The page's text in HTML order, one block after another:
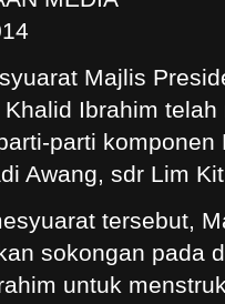
Majlis
Khalid Ibrahim
parti
Awang, sdr Lim
tersebut,
sokongan pada
untuk